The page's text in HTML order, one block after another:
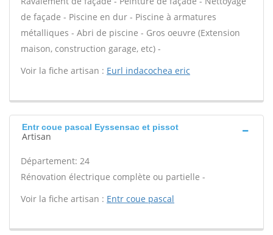
de façade - Piscine en dur - Piscine à armatures
métalliques - Abri de piscine - Gros oeuvre (Extension
maison, construction garage, etc) -
Voir la fiche artisan : Eurl indacochea eric
Entr coue pascal Eyssensac et pissot
Artisan
Département: 24
Rénovation électrique complète ou partielle -
Voir la fiche artisan : Entr coue pascal